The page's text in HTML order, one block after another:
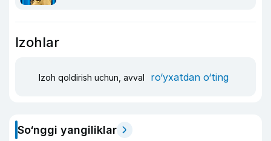
Izohlar
Izoh qoldirish uchun, avval ro‘yxatdan o‘ting
So‘nggi yangiliklar